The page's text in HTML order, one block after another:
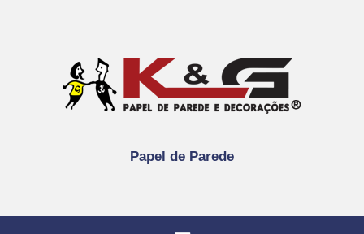
Papel de Parede